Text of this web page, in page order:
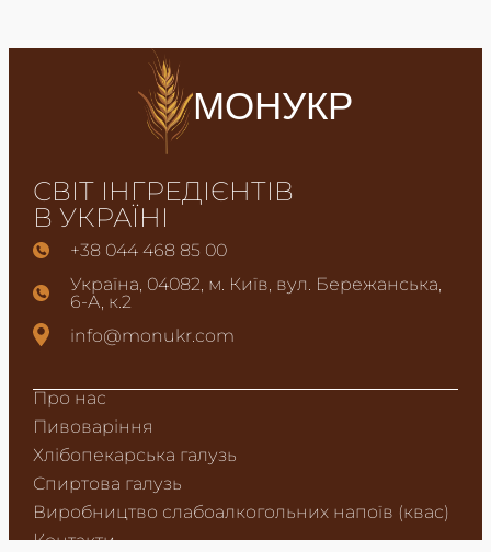
МОНУКР
СВІТ ІНГРЕДІЄНТІВ
В УКРАЇНІ
+38 044 468 85 00
Україна, 04082, м. Київ, вул. Бережанська,
6-А, к.2
info@monukr.com
Про нас
Пивоваріння
Хлібопекарська галузь
Спиртова галузь
Виробництво слабоалкогольних напоїв (квас)
Контакти